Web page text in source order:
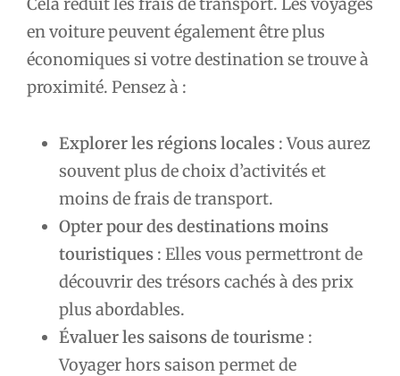
en voiture peuvent également être plus
économiques si votre destination se trouve à
proximité. Pensez à :
Explorer les régions locales : Vous aurez
souvent plus de choix d’activités et
moins de frais de transport.
Opter pour des destinations moins
touristiques : Elles vous permettront de
découvrir des trésors cachés à des prix
plus abordables.
Évaluer les saisons de tourisme :
Voyager hors saison permet de